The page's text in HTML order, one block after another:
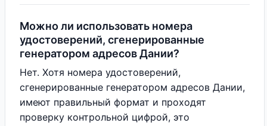
Можно ли использовать номера
удостоверений, сгенерированные
генератором адресов Дании?
Нет. Хотя номера удостоверений,
сгенерированные генератором адресов Дании,
имеют правильный формат и проходят
проверку контрольной цифрой, это